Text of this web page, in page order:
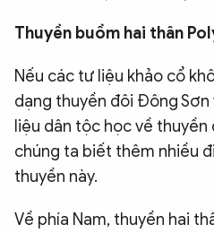
Thuyền buồm hai thân
Nếu các tư liệu khảo cổ
dạng thuyền đôi Đông Sơn
liệu dân tộc học về thuyền
chúng ta biết thêm nhiều
thuyền này.
Về phía Nam, thuyền hai